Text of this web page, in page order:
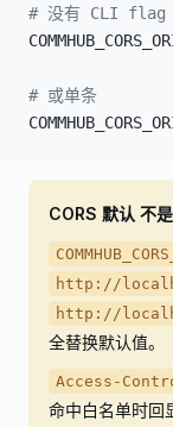
# 没有 CLI flag
# 或单条
CORS 默认 不是
http://
http://
全替换默认值。
Access-
命中白名单时回